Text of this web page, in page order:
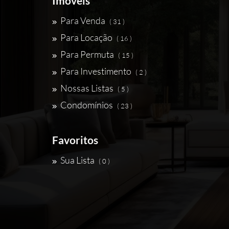
Para Venda ( 31 )
Para Locação ( 16 )
Para Permuta ( 15 )
Para Investimento ( 2 )
Nossas Listas ( 5 )
Condomínios ( 23 )
Favoritos
Sua Lista ( 0 )